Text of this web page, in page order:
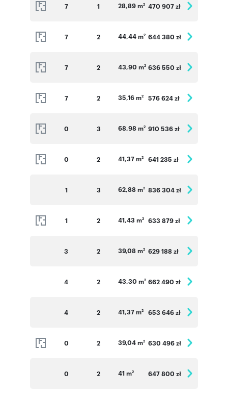
7 1 28,89 m2 470 907 zł
7 2 44,44 m2 644 380 zł
7 2 43,90 m2 636 550 zł
7 2 35,16 m2 576 624 zł
0 3 68,98 m2 910 536 zł
0 2 41,37 m2 641 235 zł
1 3 62,88 m2 836 304 zł
1 2 41,43 m2 633 879 zł
3 2 39,08 m2 629 188 zł
4 2 43,30 m2 662 490 zł
4 2 41,37 m2 653 646 zł
0 2 39,04 m2 630 496 zł
0 2 41 m2 647 800 zł